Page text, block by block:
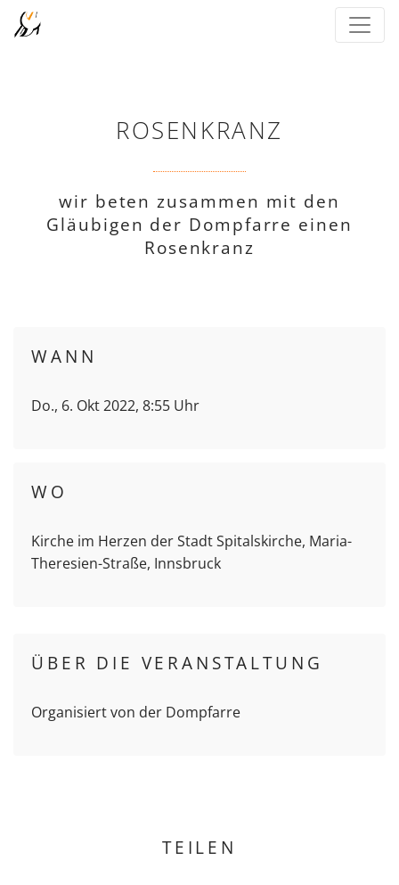
ROSENKRANZ
wir beten zusammen mit den
Gläubigen der Dompfarre einen
Rosenkranz
WANN
Do., 6. Okt 2022, 8:55 Uhr
WO
Kirche im Herzen der Stadt Spitalskirche, Maria-
Theresien-Straße, Innsbruck
ÜBER DIE VERANSTALTUNG
Organisiert von der Dompfarre
TEILEN